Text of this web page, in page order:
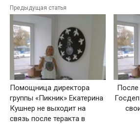
Предыдущая статья
Помощница директора
группы «Пикник» Екатерина
Кушнер не выходит на
связь после теракта в
После